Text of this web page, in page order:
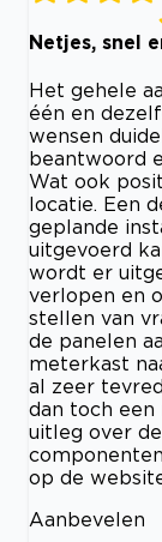
Netjes, snel
Het gehele
één en
wensen
beantwoord
Wat ook
locatie. Een
geplande
uitgevoerd
wordt er
verlopen en
stellen van
de panelen
meterkast
al zeer
dan toch
uitleg over
op de
Aanbevelen